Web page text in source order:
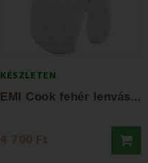
KÉSZLETEN
E
MI Cook fehér lenvászon sütőkesztyű
4 700 Ft